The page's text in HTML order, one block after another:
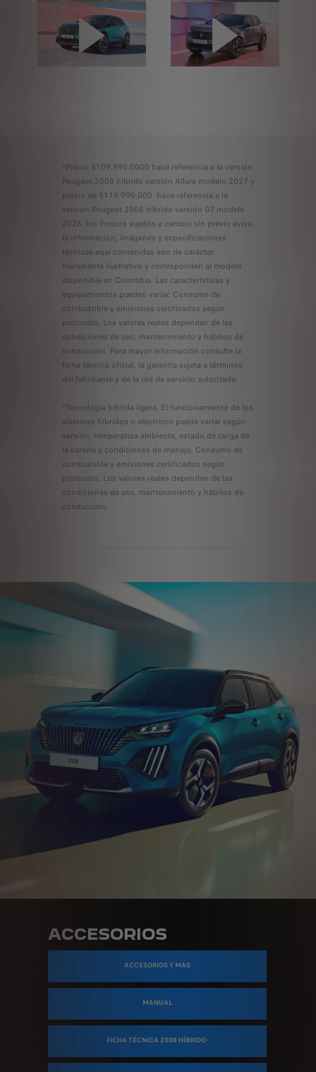
*Precio $109.990.0000 hace referencia a la versión
Peugeot 2008 hibrido versión Allure modelo 2027 y
precio de $119.990.000 hace referencia a la
versión Peugeot 2008 híbrido versión GT modelo
2026. los Precios sujetos a cambio sin previo aviso,
la información, imágenes y especificaciones
técnicas aquí contenidas son de carácter
meramente ilustrativo y corresponden al modelo
disponible en Colombia. Las características y
equipamientos pueden variar. Consumo de
combustible y emisiones certificados según
protocolo. Los valores reales dependen de las
condiciones de uso, mantenimiento y hábitos de
conducción. Para mayor información consulte la
ficha técnica oficial, la garantía sujeta a términos
del fabricante y de la red de servicio autorizada.
*Tecnología híbrida ligera. El funcionamiento de los
sistemas híbridos o eléctricos puede variar según
versión, temperatura ambiente, estado de carga de
la batería y condiciones de manejo. Consumo de
combustible y emisiones certificados según
protocolo. Los valores reales dependen de las
condiciones de uso, mantenimiento y hábitos de
conducción.
ACCESORIOS
ACCESORIOS Y MÁS
MANUAL
FICHA TÉCNICA 2008 HÍBRIDO